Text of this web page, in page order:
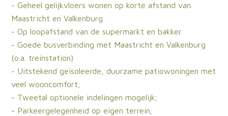
- Geheel gelijkvloers wonen op korte afstand van
Maastricht en Valkenburg
- Op loopafstand van de supermarkt en bakker
- Goede busverbinding met Maastricht en Valkenburg
(o.a. treinstation)
- Uitstekend geïsoleerde, duurzame patiowoningen met
veel wooncomfort;
- Tweetal optionele indelingen mogelijk;
- Parkeergelegenheid op eigen terrein;